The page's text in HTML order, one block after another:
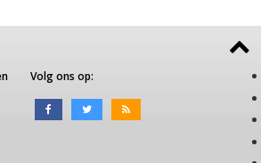
Volg ons op: